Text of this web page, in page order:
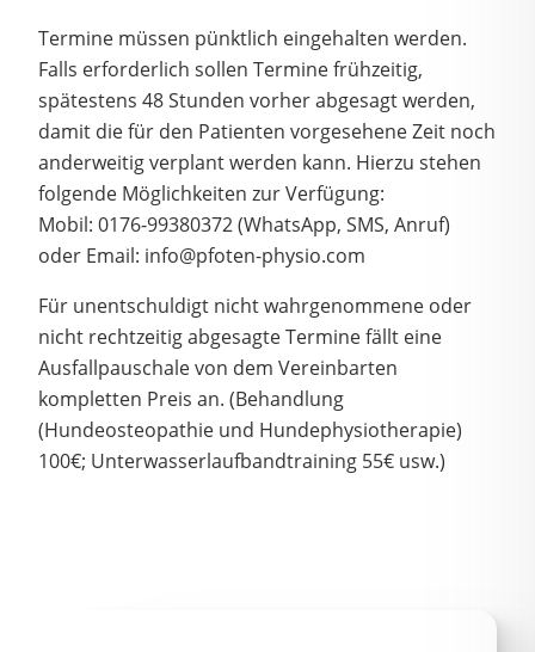
Termine müssen pünktlich eingehalten werden.
Falls erforderlich sollen Termine frühzeitig,
spätestens 48 Stunden vorher abgesagt werden,
damit die für den Patienten vorgesehene Zeit noch
anderweitig verplant werden kann. Hierzu stehen
folgende Möglichkeiten zur Verfügung:
Mobil: 0176-99380372 (WhatsApp, SMS, Anruf)
oder Email: info@pfoten-physio.com
Für unentschuldigt nicht wahrgenommene oder
nicht rechtzeitig abgesagte Termine fällt eine
Ausfallpauschale von dem Vereinbarten
kompletten Preis an. (Behandlung
(Hundeosteopathie und Hundephysiotherapie)
100€; Unterwasserlaufbandtraining 55€ usw.)